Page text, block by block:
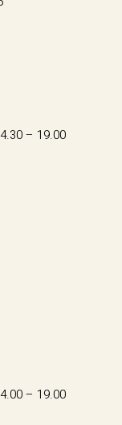
– 19.00
– 19.00